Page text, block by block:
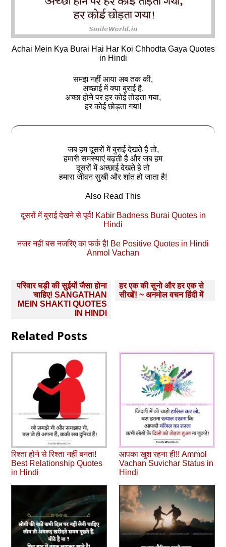
Achai Mein Kya Burai Hai Har Koi Chhodta Gaya Quotes
in Hindi
समझ नहीं आया अब तक की,
अच्छाई में क्या बुराई है,
अच्छा होने पर हर कोई तोड़ता गया,
हर कोई छोड़ता गया!
जब हम दूसरों में बुराई देखते है तो,
हमारी समस्याएं बढ़ती है और जब हम
दूसरों में अच्छाई देखते हे तो
हमारा जीवन सुखी और शांत हो जाता है!
Also Read This
दूसरों में बुराई देखने से पूर्व! Kabir Badness Burai Quotes in
Hindi
नजर नहीं बस नजरिए का फर्क है! Be Positive Quotes in Hindi
Anmol Vachan
Post
navigation
परिवार घड़ी की सुईयों जैसा होना
चाहिए! SANGATHAN
MEIN SHAKTI QUOTES
IN HINDI
हर एक की सुनो और हर एक से
सीखों! ~ अनमोल वचन हिंदी में
Related Posts
रिश्ता होने से रिश्ता नहीं बनता!
Best Relationship Quotes
in Hindi
आपका खुश रहना ही!! Ammol
Vachan Suvichar Status in
Hindi